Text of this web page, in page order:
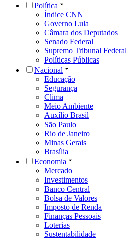
Política
Índice CNN
Governo Lula
Câmara dos Deputados
Senado Federal
Supremo Tribunal Federal
Políticas Públicas
Nacional
Educação
Segurança
Clima
Meio Ambiente
Auxílio Brasil
São Paulo
Rio de Janeiro
Minas Gerais
Brasília
Economia
Mercado
Investimentos
Banco Central
Bolsa de Valores
Imposto de Renda
Finanças Pessoais
Loterias
Sustentabilidade